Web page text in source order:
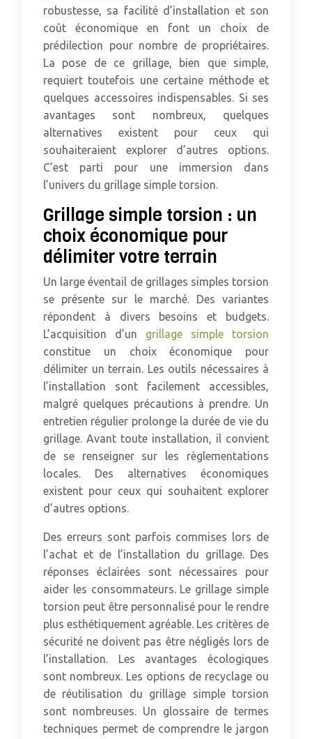
robustesse, sa facilité d’installation et son
coût économique en font un choix de
prédilection pour nombre de propriétaires.
La pose de ce grillage, bien que simple,
requiert toutefois une certaine méthode et
quelques accessoires indispensables. Si ses
avantages sont nombreux, quelques
alternatives existent pour ceux qui
souhaiteraient explorer d’autres options.
C’est parti pour une immersion dans
l’univers du grillage simple torsion.
Grillage simple torsion : un
choix économique pour
délimiter votre terrain
Un large éventail de grillages simples torsion
se présente sur le marché. Des variantes
répondent à divers besoins et budgets.
L’acquisition d’un grillage simple torsion
constitue un choix économique pour
délimiter un terrain. Les outils nécessaires à
l’installation sont facilement accessibles,
malgré quelques précautions à prendre. Un
entretien régulier prolonge la durée de vie du
grillage. Avant toute installation, il convient
de se renseigner sur les règlementations
locales. Des alternatives économiques
existent pour ceux qui souhaitent explorer
d’autres options.
Des erreurs sont parfois commises lors de
l’achat et de l’installation du grillage. Des
réponses éclairées sont nécessaires pour
aider les consommateurs. Le grillage simple
torsion peut être personnalisé pour le rendre
plus esthétiquement agréable. Les critères de
sécurité ne doivent pas être négligés lors de
l’installation. Les avantages écologiques
sont nombreux. Les options de recyclage ou
de réutilisation du grillage simple torsion
sont nombreuses. Un glossaire de termes
techniques permet de comprendre le jargon